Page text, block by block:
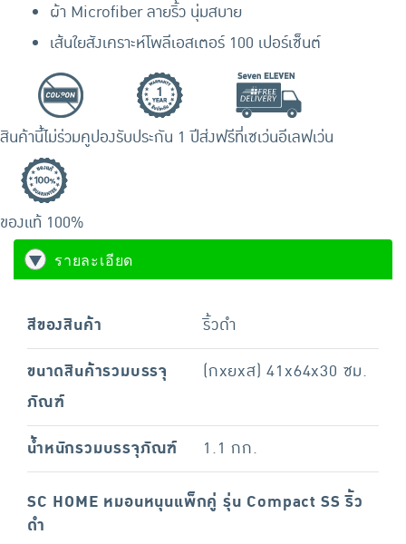
ผ้า Microfiber ลายริ้ว นุ่มสบาย
เส้นใยสังเคราะห์โพลีเอสเตอร์ 100 เปอร์เซ็นต์
สินค้านี้ไม่ร่วมคูปองรับประกัน 1 ปีส่งฟรีที่เซเว่นอีเลฟเว่น
ของแท้ 100%
รายละเอียด
สีของสินค้า
ริ้วดำ
ขนาดสินค้ารวมบรรจุ
ภัณฑ์
(กxยxส) 41x64x30 ซม.
น้ำหนักรวมบรรจุภัณฑ์ 1.1 กก.
SC HOME หมอนหนุนแพ็กคู่ รุ่น Compact SS ริ้ว
ดำ